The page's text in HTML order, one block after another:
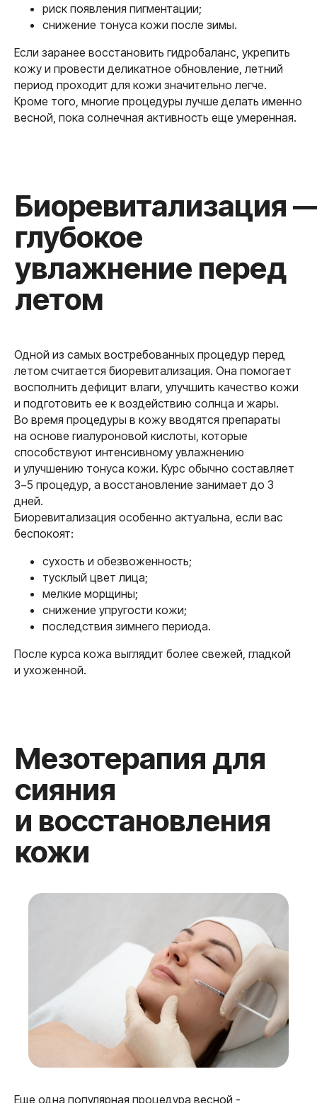
риск появления пигментации;
снижение тонуса кожи после зимы.
Если заранее восстановить гидробаланс, укрепить
кожу и провести деликатное обновление, летний
период проходит для кожи значительно легче.
Кроме того, многие процедуры лучше делать именно
весной, пока солнечная активность еще умеренная.
Одной из самых востребованных процедур перед
летом считается биоревитализация. Она помогает
восполнить дефицит влаги, улучшить качество кожи
и подготовить ее к воздействию солнца и жары.
Во время процедуры в кожу вводятся препараты
на основе гиалуроновой кислоты, которые
способствуют интенсивному увлажнению
и улучшению тонуса кожи. Курс обычно составляет
3−5 процедур, а восстановление занимает до 3
дней.
Биоревитализация особенно актуальна, если вас
беспокоят:
сухость и обезвоженность;
тусклый цвет лица;
мелкие морщины;
снижение упругости кожи;
последствия зимнего периода.
После курса кожа выглядит более свежей, гладкой
и ухоженной.
Мезотерапия для
сияния
и восстановления
кожи
Еще одна популярная процедура весной -
мягкие
и поверхностные
RF-лифтинг для
упругости кожи